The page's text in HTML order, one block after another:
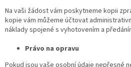
Na vaši žádost vám poskytneme kopii
kopie vám můžeme účtovat
náklady spojené s vyhotovením a
Právo na opravu
Pokud jsou vaše osobní údaje nepřesné